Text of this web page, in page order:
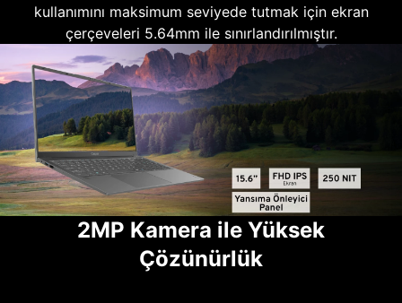
kullanımını maksimum seviyede tutmak için ekran
çerçeveleri 5.64mm ile sınırlandırılmıştır.
2MP Kamera ile Yüksek
Çözünürlük